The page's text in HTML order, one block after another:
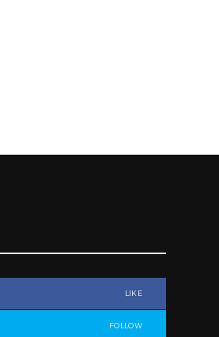
LIKE
FOLLOW